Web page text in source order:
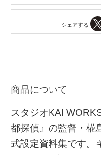
シェアする
商品について
スタジオKAI
都探偵』の監督・椛
式設定資料集です。